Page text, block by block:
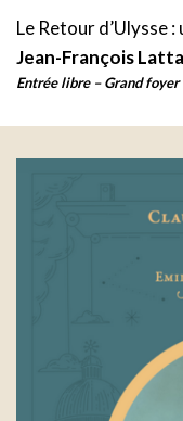
Le Retour d’Ulysse
Jean-François
Entrée libre – Grand foyer